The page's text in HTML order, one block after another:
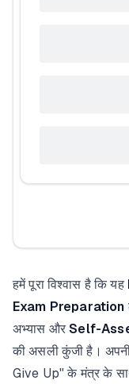
हमें पूरा विश्वास है कि यह
Exam Preparation
अभ्यास औरSelf-
की असली कुंजी है।
Give Up" के मंत्र के